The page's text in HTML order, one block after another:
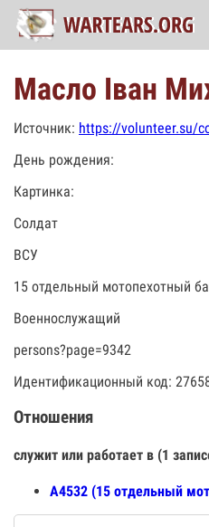
Масло Іван
Источник: https://volunteer.su/
День рождения:
Картинка:
Солдат
ВСУ
15 отдельный мотопехотный
Военнослужащий
persons?page=9342
Идентификационный код:
Отношения
служит или работает в (1
А4532 (15 отдельный